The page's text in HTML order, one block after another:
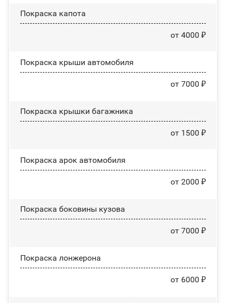
Покраска капота
от 4000 ₽
Покраска крыши автомобиля
от 7000 ₽
Покраска крышки багажника
от 1500 ₽
Покраска арок автомобиля
от 2000 ₽
Покраска боковины кузова
от 7000 ₽
Покраска лонжерона
от 6000 ₽